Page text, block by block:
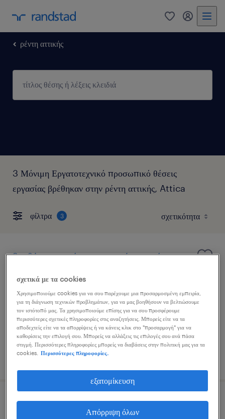
0 my
ρέντη αττικής
3 Μόνιμη Εργατοτεχνικό προσωπικό θέσεις
εργασίας βρέθηκαν στην ρέντη αττικής, Attica
φίλτρα 3
βοηθός χειριστή ανυψωτικού μηχανήματος
κορωπί, attica
μόνιμη
δημοσιεύτηκε 4 αυγούστου 2026
χειριστης ανυψωτικου μηχανηματος
σχετικά με τα cookies
Χρησιμοποιούμε cookies για να σου παρέχουμε μια προσαρμοσμένη εμπειρία,
για τη διάγνωση τεχνικών προβλημάτων, για να μας βοηθήσουν να βελτιώσουμε
τον ιστότοπό μας. Τα χρησιμοποιούμε επίσης για να σου προσφέρουμε
περισσότερες σχετικές πληροφορίες στις αναζητήσεις. Μπορείς είτε να τα
αποδεχτείς είτε να τα απορρίψεις ή να κάνεις κλικ στο "προσαρμογή" για να
καθορίσεις την επιλογή σου. Μπορείς να αλλάξεις τις επιλογές σου ανά πάσα
στιγμή. Περισσότερες πληροφορίες μπορείς να διαβάσεις στην πολιτική μας για τα
cookies.
Περισσότερες πληροφορίες.
εξατομίκευση
Απόρριψη όλων